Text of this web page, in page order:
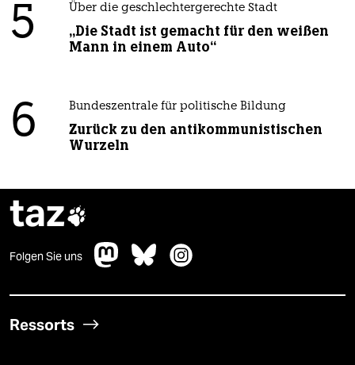
5 Über die geschlechtergerechte Stadt
„Die Stadt ist gemacht für den weißen
Mann in einem Auto“
6 Bundeszentrale für politische Bildung
Zurück zu den antikommunistischen
Wurzeln
taz
Folgen Sie uns
Ressorts